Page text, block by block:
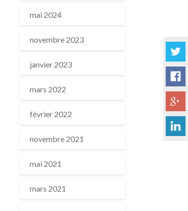
mai 2024
novembre 2023
janvier 2023
mars 2022
février 2022
novembre 2021
mai 2021
mars 2021